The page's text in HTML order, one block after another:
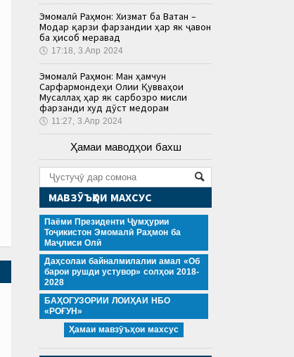
Эмомалӣ Раҳмон: Хизмат ба Ватан –
Модар қарзи фарзандии ҳар як ҷавон
ба ҳисоб меравад
🕔 17:18, 3.Апр 2024
Эмомалӣ Раҳмон: Ман ҳамчун
Сарфармондеҳи Олии Қувваҳои
Мусаллаҳ ҳар як сарбозро мисли
фарзанди худ дӯст медорам
🕔 11:27, 3.Апр 2024
Ҳамаи маводҳои бахш
МАВЗӮЪҲОИ МАХСУС
Паёми Президенти Ҷумҳурии
Тоҷикистон Эмомалӣ Раҳмон ба
Маҷлиси Олӣ
Даҳсолаи байналмилалии амал «Об
барои рушди устувор» солҳои 2018-
2028
БАҲОГУЗОРИИ ЛОИҲАИ НБО
«РОҒУН»
Ҳамаи мавзӯъҳои махсус